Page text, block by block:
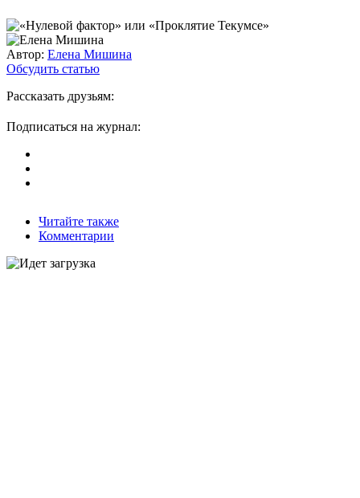
Автор: Елена Мишина
Обсудить статью
Рассказать друзьям:
Подписаться на журнал:
Читайте также
Комментарии